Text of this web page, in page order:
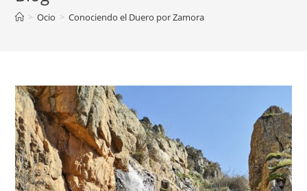
> Ocio > Conociendo el Duero por Zamora